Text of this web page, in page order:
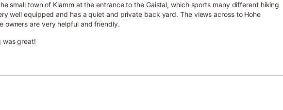
small town of Klamm at the entrance to the Gaistal, which sports many different hiking
well equipped and has a quiet and private back yard. The views across to Hohe
owners are very helpful and friendly.
was great!